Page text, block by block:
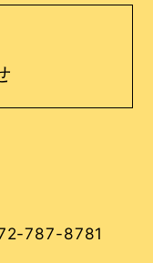
787-8781